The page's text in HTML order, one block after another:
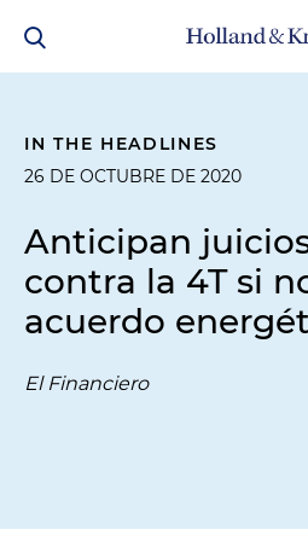
IN THE HEADLINES
26 DE OCTUBRE DE 2020
Anticipan
contra la 4T si
acuerdo
El Financiero